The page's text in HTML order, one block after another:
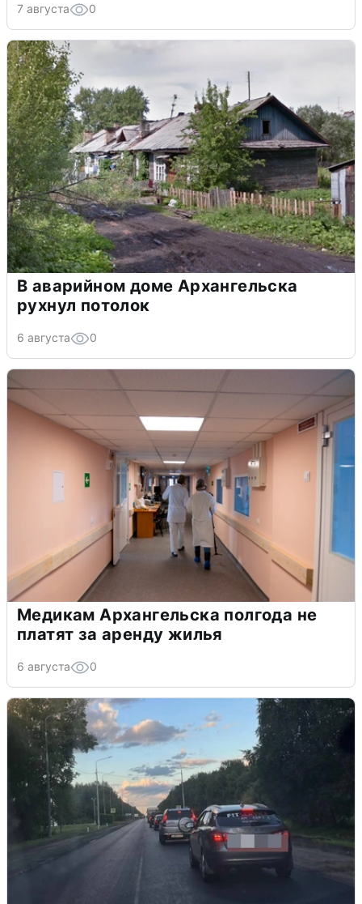
7 августа 0
В аварийном доме Архангельска
рухнул потолок
6 августа 0
Медикам Архангельска полгода не
платят за аренду жилья
6 августа 0